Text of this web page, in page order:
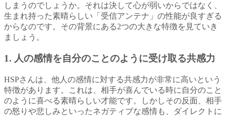
しまうのでしょうか。それは決して心が弱いからではなく、
生まれ持った素晴らしい「受信アンテナ」の性能が良すぎる
からなのです。その背景にある2つの大きな特徴を見ていき
ましょう。
1. 人の感情を自分のことのように受け取る共感力
HSPさんは、他人の感情に対する共感力が非常に高いという
特徴があります。これは、相手が喜んでいる時に自分のこと
のように喜べる素晴らしい才能です。しかしその反面、相手
の怒りや悲しみといったネガティブな感情も、ダイレクトに